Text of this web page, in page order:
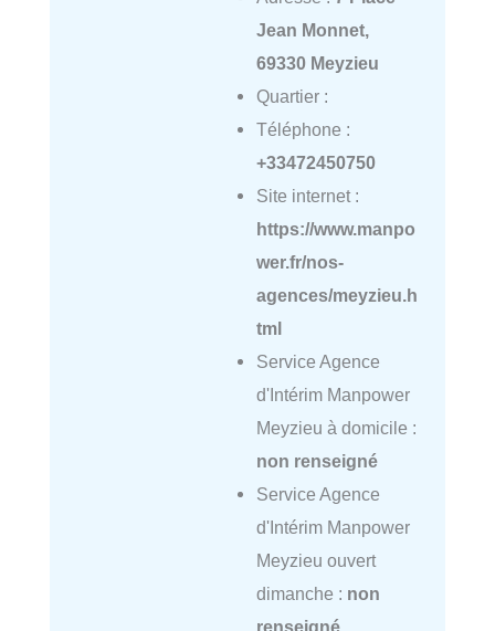
Jean Monnet,
69330 Meyzieu
Quartier :
Téléphone :
+33472450750
Site internet :
https://www.manpo
wer.fr/nos-
agences/meyzieu.h
tml
Service Agence
d'Intérim Manpower
Meyzieu à domicile :
non renseigné
Service Agence
d'Intérim Manpower
Meyzieu ouvert
dimanche : non
renseigné